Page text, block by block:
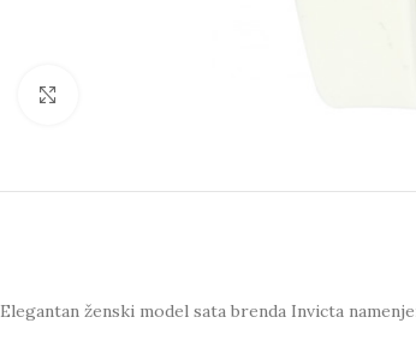
Elegantan ženski model sata brenda Invicta